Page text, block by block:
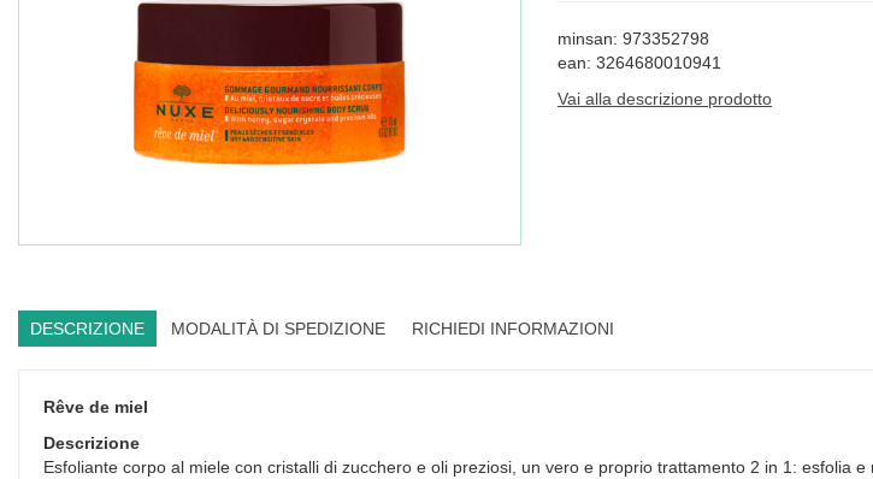
minsan: 973352798
ean: 3264680010941
Vai alla descrizione prodotto
DESCRIZIONE MODALITÀ DI SPEDIZIONE RICHIEDI INFORMAZIONI
Rêve de miel
Descrizione
Esfoliante corpo al miele con cristalli di zucchero e oli preziosi, un vero e proprio trattamento 2 in 1: esfolia